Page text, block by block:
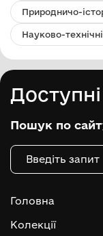
Природничо-
Науково-
Пошук по
Головна
Колекції